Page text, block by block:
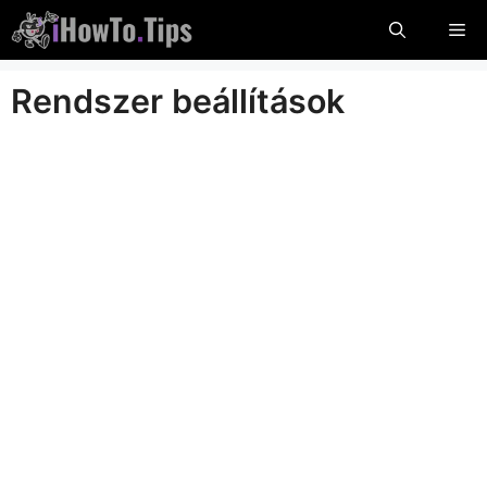
Ugrás
tartalomra
Rendszer beállítások